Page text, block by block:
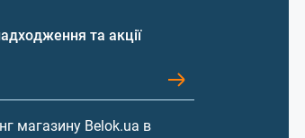
та акції
магазину Belok.ua в